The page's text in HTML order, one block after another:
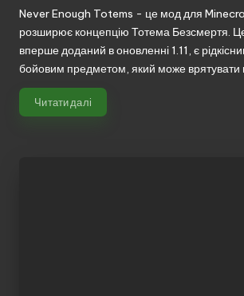
Never Enough Totems - це мод для
розширює концепцію Тотема Безсмертя.
вперше доданий в оновленні 1.11, є
бойовим предметом, який може врятувати
Читати далі